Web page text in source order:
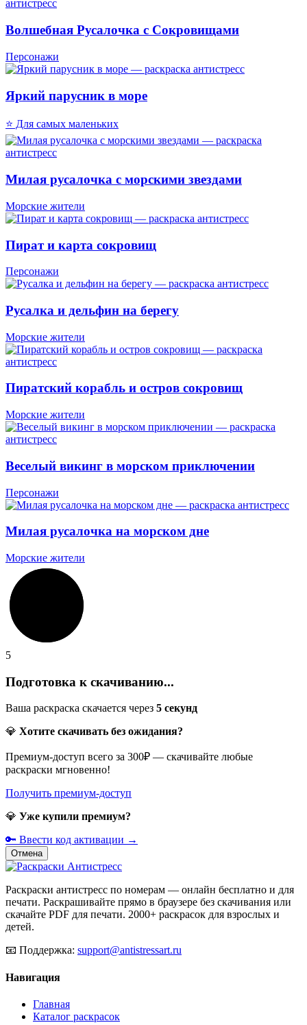
Волшебная Русалочка с Сокровищами
Персонажи
Яркий парусник в море
⭐ Для самых маленьких
Милая русалочка с морскими звездами
Морские жители
Пират и карта сокровищ
Персонажи
Русалка и дельфин на берегу
Морские жители
Пиратский корабль и остров сокровищ
Морские жители
Веселый викинг в морском приключении
Персонажи
Милая русалочка на морском дне
Морские жители
5
Подготовка к скачиванию...
Ваша раскраска скачается через 5 секунд
💎 Хотите скачивать без ожидания?
Премиум-доступ всего за 300₽ — скачивайте любые
раскраски мгновенно!
Получить премиум-доступ
💎 Уже купили премиум?
🔑 Ввести код активации →
Отмена
Раскраски антистресс по номерам — онлайн бесплатно и для
печати. Раскрашивайте прямо в браузере без скачивания или
скачайте PDF для печати. 2000+ раскрасок для взрослых и
детей.
📧 Поддержка: support@antistressart.ru
Навигация
Главная
Каталог раскрасок